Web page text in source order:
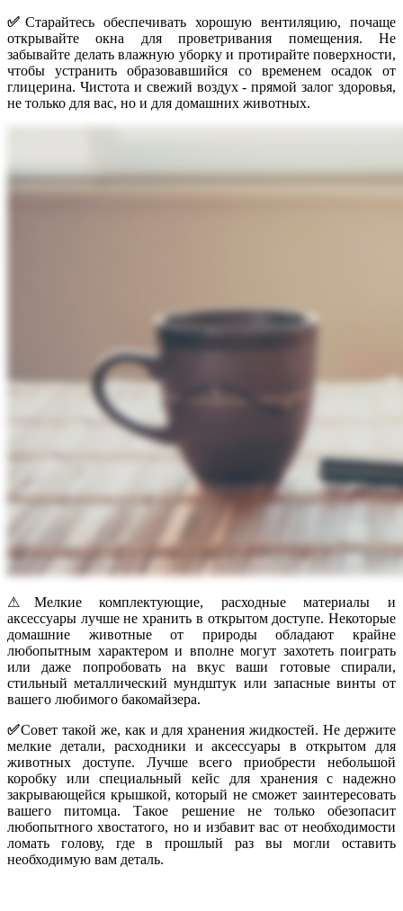
✅ Старайтесь обеспечивать хорошую вентиляцию, почаще
открывайте окна для проветривания помещения. Не
забывайте делать влажную уборку и протирайте поверхности,
чтобы устранить образовавшийся со временем осадок от
глицерина. Чистота и свежий воздух - прямой залог здоровья,
не только для вас, но и для домашних животных.
⚠Мелкие комплектующие, расходные материалы и
аксессуары лучше не хранить в открытом доступе. Некоторые
домашние животные от природы обладают крайне
любопытным характером и вполне могут захотеть поиграть
или даже попробовать на вкус ваши готовые спирали,
стильный металлический мундштук или запасные винты от
вашего любимого бакомайзера.
✅Совет такой же, как и для хранения жидкостей. Не держите
мелкие детали, расходники и аксессуары в открытом для
животных доступе. Лучше всего приобрести небольшой
коробку или специальный кейс для хранения с надежно
закрывающейся крышкой, который не сможет заинтересовать
вашего питомца. Такое решение не только обезопасит
любопытного хвостатого, но и избавит вас от необходимости
ломать голову, где в прошлый раз вы могли оставить
необходимую вам деталь.